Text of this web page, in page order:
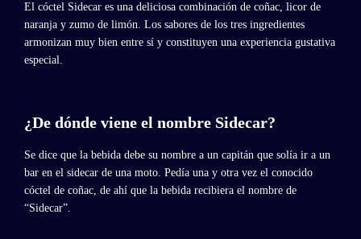
El cóctel Sidecar es una deliciosa combinación de coñac, licor de
naranja y zumo de limón. Los sabores de los tres ingredientes
armonizan muy bien entre sí y constituyen una experiencia gustativa
especial.
¿De dónde viene el nombre Sidecar?
Se dice que la bebida debe su nombre a un capitán que solía ir a un
bar en el sidecar de una moto. Pedía una y otra vez el conocido
cóctel de coñac, de ahí que la bebida recibiera el nombre de
“Sidecar”.